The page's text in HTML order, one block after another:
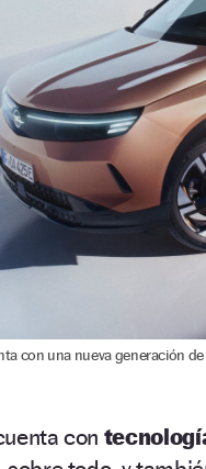
con una nueva generación
con